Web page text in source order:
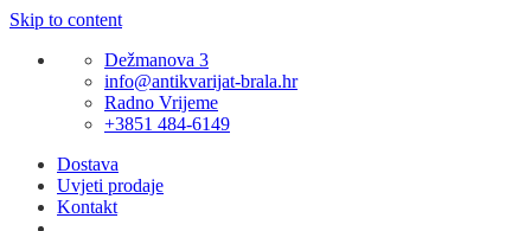
Skip to content
Dežmanova 3
info@antikvarijat-brala.hr
Radno Vrijeme
+3851 484-6149
Dostava
Uvjeti prodaje
Kontakt